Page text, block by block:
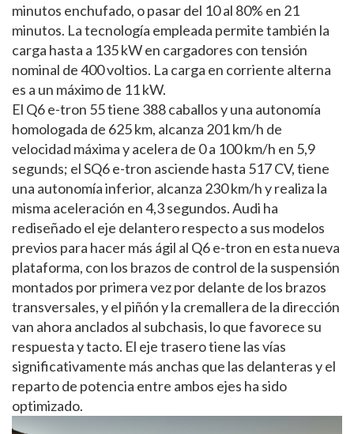
minutos enchufado, o pasar del 10 al 80% en 21
minutos. La tecnología empleada permite también la
carga hasta a 135 kW en cargadores con tensión
nominal de 400 voltios. La carga en corriente alterna
es a un máximo de 11 kW.
El Q6 e-tron 55 tiene 388 caballos y una autonomía
homologada de 625 km, alcanza 201 km/h de
velocidad máxima y acelera de 0 a 100 km/h en 5,9
segunds; el SQ6 e-tron asciende hasta 517 CV, tiene
una autonomía inferior, alcanza 230 km/h y realiza la
misma aceleración en 4,3 segundos. Audi ha
rediseñado el eje delantero respecto a sus modelos
previos para hacer más ágil al Q6 e-tron en esta nueva
plataforma, con los brazos de control de la suspensión
montados por primera vez por delante de los brazos
transversales, y el piñón y la cremallera de la dirección
van ahora anclados al subchasis, lo que favorece su
respuesta y tacto. El eje trasero tiene las vías
significativamente más anchas que las delanteras y el
reparto de potencia entre ambos ejes ha sido
optimizado.